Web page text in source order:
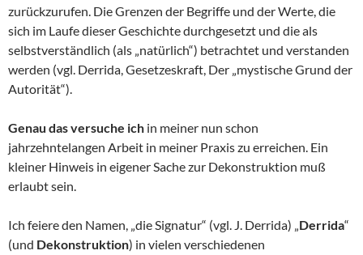
zurückzurufen. Die Grenzen der Begriffe und der Werte, die
sich im Laufe dieser Geschichte durchgesetzt und die als
selbstverständlich (als „natürlich“) betrachtet und verstanden
werden (vgl. Derrida, Gesetzeskraft, Der „mystische Grund der
Autorität“).
Genau das versuche ich in meiner nun schon
jahrzehntelangen Arbeit in meiner Praxis zu erreichen. Ein
kleiner Hinweis in eigener Sache zur Dekonstruktion muß
erlaubt sein.
Ich feiere den Namen, „die Signatur“ (vgl. J. Derrida) „Derrida“
(und Dekonstruktion) in vielen verschiedenen